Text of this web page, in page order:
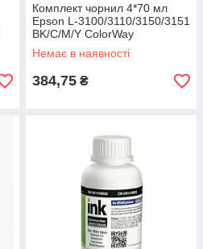
Комплект чорнил 4*70 мл
Epson L-3100/3110/3150/3151
BK/С/M/Y ColorWay
Немає в наявності
384,75 ₴